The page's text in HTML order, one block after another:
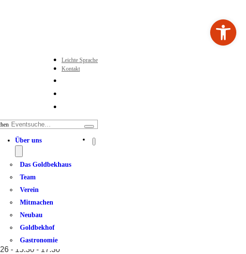
Leichte Sprache
Kontakt
Über uns
Das Goldbekhaus
Team
Verein
Mitmachen
Neubau
Goldbekhof
Gastronomie
- 15:30 - 17:30